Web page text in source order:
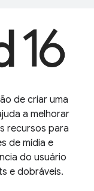
de criar uma
a melhorar
recursos para
de mídia e
do usuário
e dobráveis.